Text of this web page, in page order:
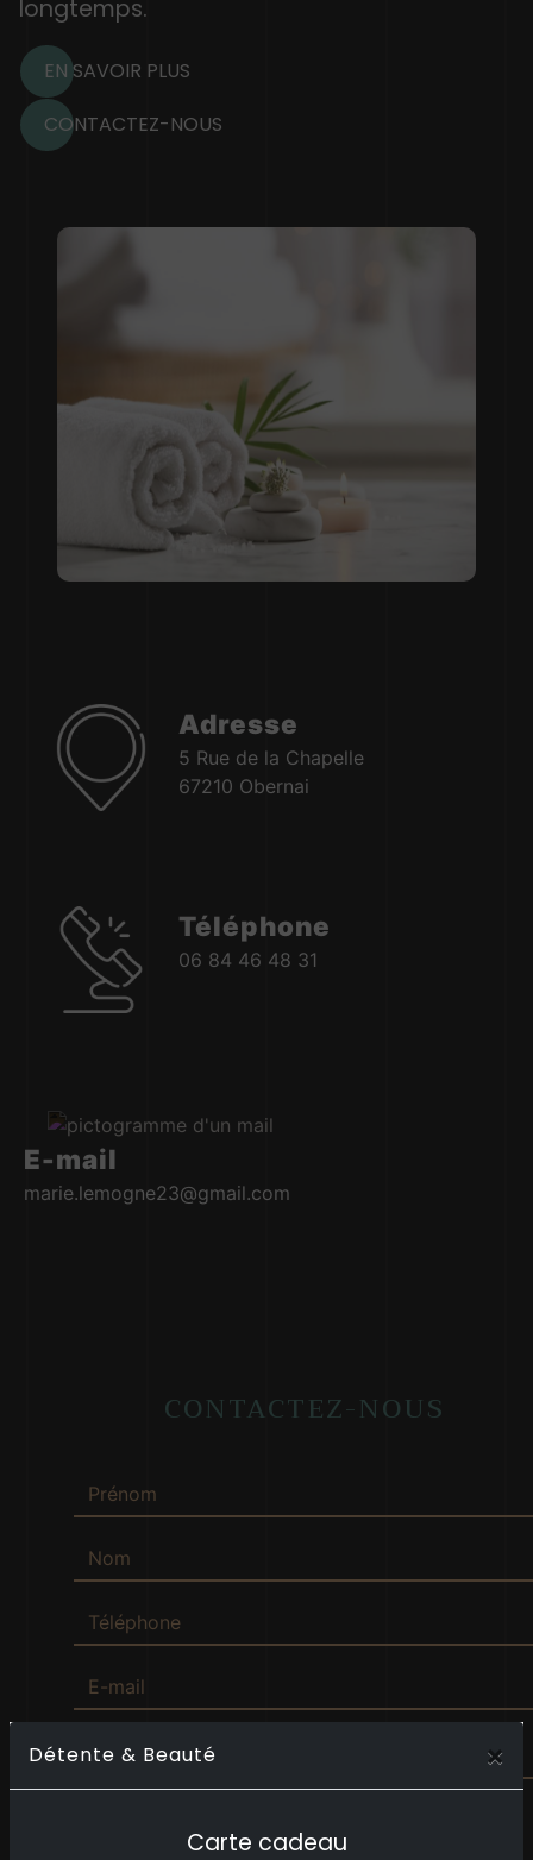
Détente & Beauté ×
Carte cadeau
longtemps.
EN SAVOIR PLUS
CONTACTEZ-NOUS
Adresse
5 Rue de la Chapelle
67210 Obernai
Téléphone
06 84 46 48 31
E-mail
marie.lemogne23@gmail.com
CONTACTEZ-NOUS